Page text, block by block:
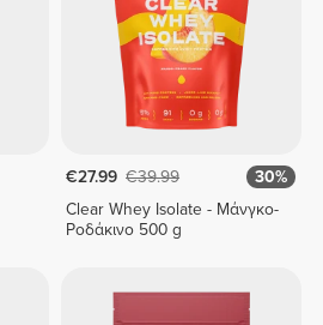
€27.99 €39.99
30%
Clear Whey Isolate - Μάνγκο-
Ροδάκινο 500 g